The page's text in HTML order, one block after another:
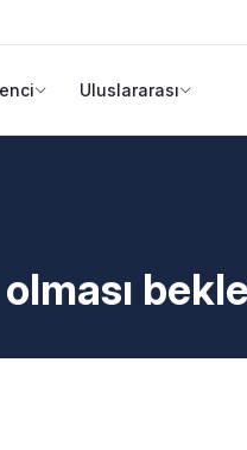
Uluslararası